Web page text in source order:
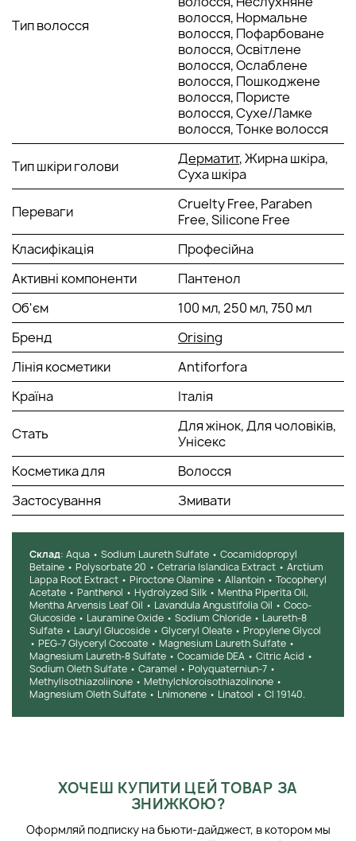
рекомендується залишити шампунь на волоссі на 2-3
хвилини перед змиванням. Уникайте попадання шампуню у
Зберігайте шампунь у
прохолодному та сухому місці, далеко від прямих сонячних
променів. Щільно закривайте після кожного використання.
Тип волосся
волосся, Нормальне
волосся, Пофарбоване
волосся, Освітлене
волосся, Ослаблене
волосся, Пошкоджене
волосся, Пористе
волосся, Сухе/Ламке
волосся, Тонке волосся
Тип шкіри голови Дерматит, Жирна шкіра,
Суха шкіра
Переваги
Cruelty Free, Paraben
Free, Silicone Free
Класифікація
Професійна
Активні компоненти
Пантенол
Об'єм
100 мл, 250 мл, 750 мл
Бренд
Orising
Лінія косметики
Antiforfora
Країна
Італія
Стать
Для жінок, Для чоловіків,
Унісекс
Косметика для
Волосся
Застосування
Змивати
Cклад: Aqua • Sodium Laureth Sulfate • Cocamidopropyl
Betaine • Polysorbate 20 • Cetraria Islandica Extract • Arctium
Lappa Root Extract • Piroctone Olamine • Allantoin • Tocopheryl
Acetate • Panthenol • Hydrolyzed Silk • Mentha Piperita Oil,
Mentha Arvensis Leaf Oil • Lavandula Angustifolia Oil • Coco-
Glucoside • Lauramine Oxide • Sodium Chloride • Laureth-8
Sulfate • Lauryl Glucoside • Glyceryl Oleate • Propylene Glycol
• PEG-7 Glyceryl Cocoate • Magnesium Laureth Sulfate •
Magnesium Laureth-8 Sulfate • Cocamide DEA • Citric Acid •
Sodium Oleth Sulfate • Caramel • Polyquaterniun-7 •
Methylisothiazoliinone • Methylchloroisothiazolinone •
Magnesium Oleth Sulfate • Lnimonene • Linatool • Cl 19140.
ХОЧЕШ КУПИТИ ЦЕЙ ТОВАР ЗА
ЗНИЖКОЮ?
Оформляй подписку на бьюти-дайджест, в котором мы